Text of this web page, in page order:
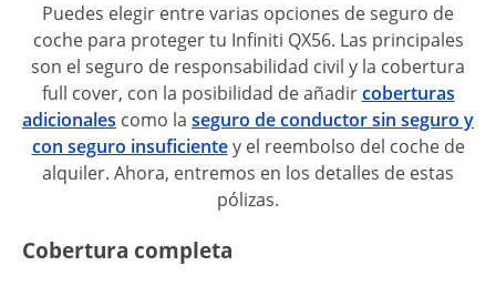
Puedes elegir entre varias opciones de seguro de
coche para proteger tu Infiniti QX56. Las principales
son el seguro de responsabilidad civil y la cobertura
full cover, con la posibilidad de añadircoberturas
adicionales como la seguro de conductor sin seguro y
con seguro insuficientey el reembolso del coche de
alquiler. Ahora, entremos en los detalles de estas
pólizas.
Cobertura completa